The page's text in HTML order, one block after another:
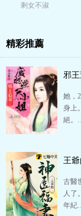
剩女不淑
精彩推薦
邪
她，
身上
絕。
王
古醫
人了
年紀